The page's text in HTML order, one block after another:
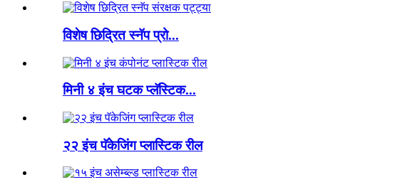
विशेष छिद्रित स्नॅप प्रो...
मिनी ४ इंच घटक प्लॅस्टिक...
२२ इंच पॅकेजिंग प्लास्टिक रील